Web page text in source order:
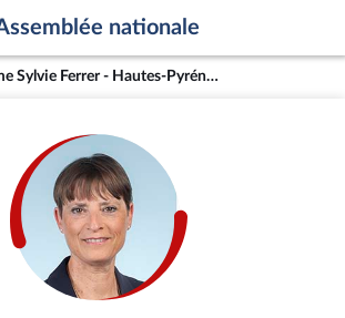
nationale
Mme Sylvie Ferrer - Hautes-Pyrénées (1re circonscription)